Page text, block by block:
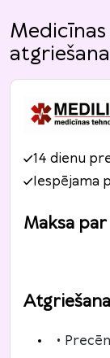
atgriešana
14 dienu
Iespējama
Maksa
•